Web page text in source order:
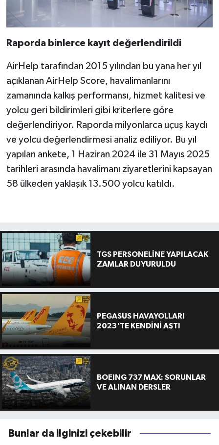
Raporda binlerce kayıt değerlendirildi
AirHelp tarafından 2015 yılından bu yana her yıl
açıklanan AirHelp Score, havalimanlarını
zamanında kalkış performansı, hizmet kalitesi ve
yolcu geri bildirimleri gibi kriterlere göre
değerlendiriyor. Raporda milyonlarca uçuş kaydı
ve yolcu değerlendirmesi analiz ediliyor. Bu yıl
yapılan ankete, 1 Haziran 2024 ile 31 Mayıs 2025
tarihleri arasında havalimanı ziyaretlerini kapsayan
58 ülkeden yaklaşık 13.500 yolcu katıldı.
TGS PERSONELİNE YAPILACAK
ZAMLAR DUYURULDU
PEGASUS HAVAYOLLARI
2023'TE KENDİNİ AŞTI
BOEING 737 MAX: SORUNLAR
VE ALINAN DERSLER
Bunlar da ilginizi çekebilir